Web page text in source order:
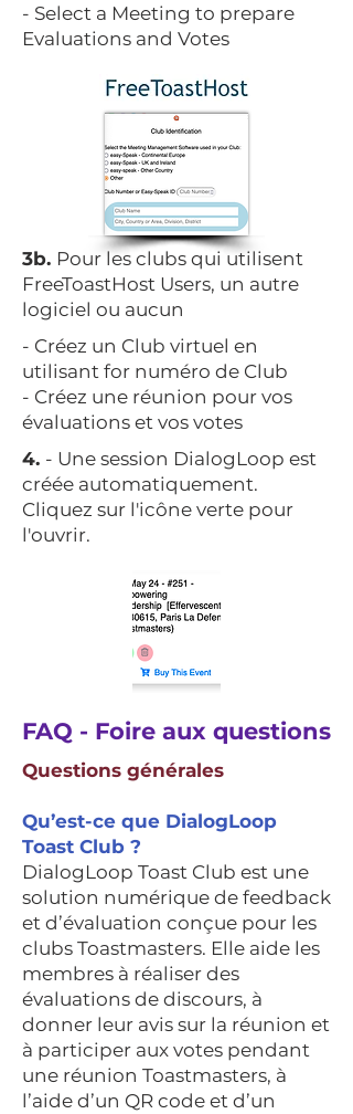
- Select a Meeting to prepare
Evaluations and Votes
3b. Pour les clubs qui utilisent
FreeToastHost Users, un autre
logiciel ou aucun
- Créez un Club virtuel en
utilisant for numéro de Club
- Créez une réunion pour vos
évaluations et vos votes
4. - Une session DialogLoop est
créée automatiquement.
Cliquez sur l'icône verte pour
l'ouvrir.
FAQ - Foire aux questions
Questions générales
Qu’est-ce que DialogLoop
Toast Club ?
DialogLoop Toast Club est une
solution numérique de feedback
et d’évaluation conçue pour les
clubs Toastmasters. Elle aide les
membres à réaliser des
évaluations de discours, à
donner leur avis sur la réunion et
à participer aux votes pendant
une réunion Toastmasters, à
l’aide d’un QR code et d’un